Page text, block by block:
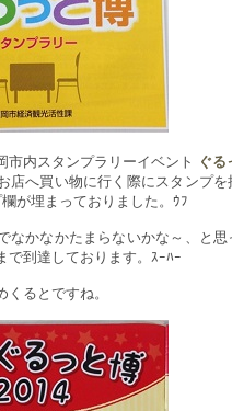
市内スタンプラリーイベント
ぐる
店へ買い物に行く際にスタンプ
が埋まっておりました。ｳﾌ
なかなかたまらないかな～、と
で到達しております。ｽｰﾊｰ
るとですね。